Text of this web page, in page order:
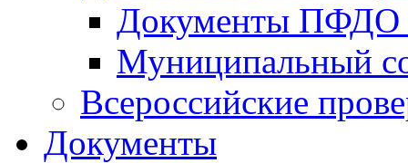
Документы ПФДО
Муниципальный
Всероссийские
Документы